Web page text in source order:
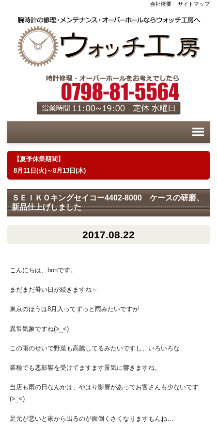
会社概要 サイトマップ
【夏季休業期間】
8月11日(火)～8月13日(木)
ＳＥＩＫＯキングセイコー4402-8000 ケースの研磨、
新品仕上げしました
2017.08.22
こんにちは、bonです。
まだまだ暑い日が続きますね～
東京のほうは8月入ってずっと雨みたいですが
異常気象ですね(>_<)
この雨のせいで野菜も高騰してるみたいですし、いろいろな
業種でも悪影響を受けてますます景気に響きますね。
当店も雨の日なんかは、やはり影響があってお客さんも少ないです
(>_<)
足元が悪いと家から出るのが面倒くさくなりますもんね…